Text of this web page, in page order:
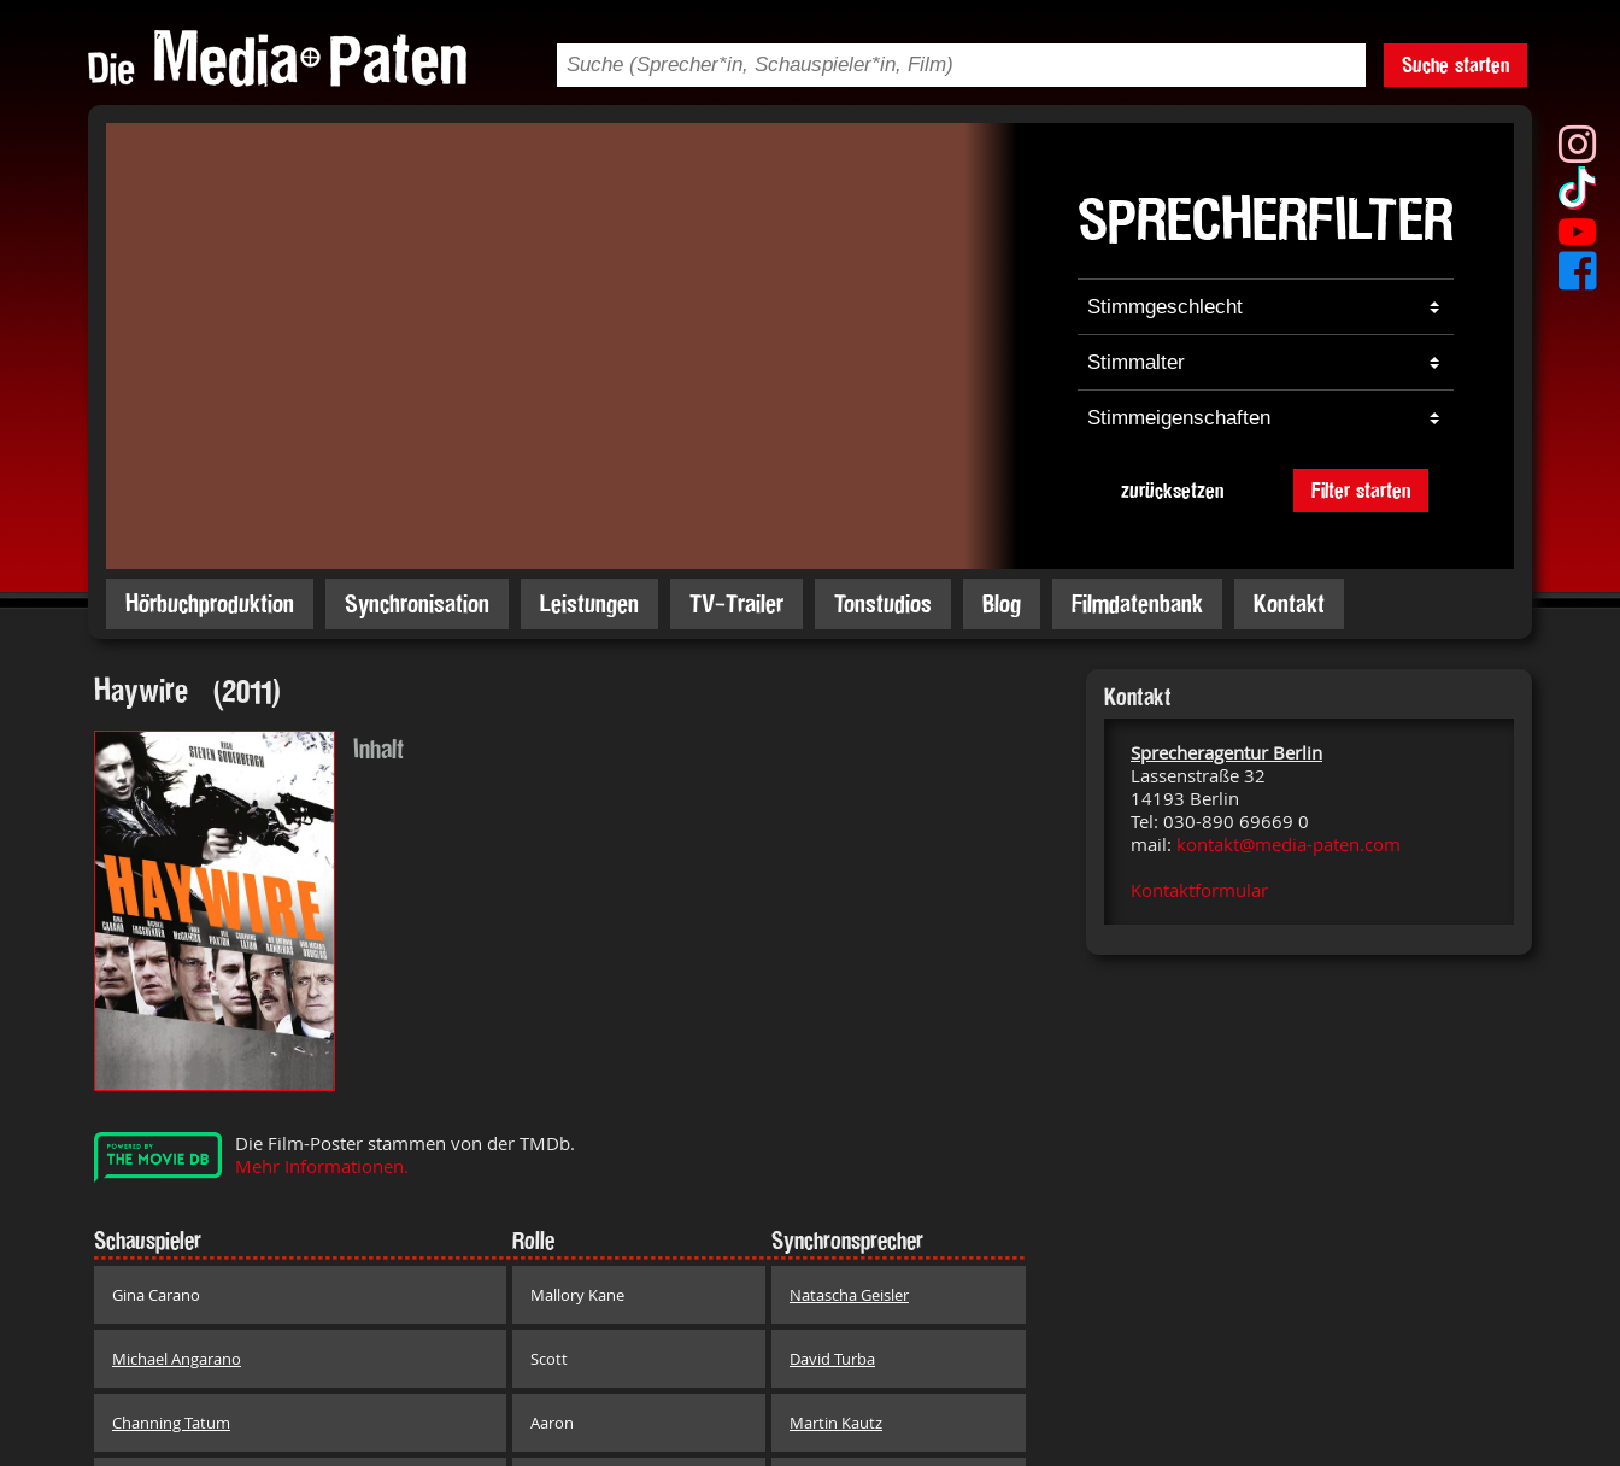
Suche starten
SPRECHERFILTER
zurücksetzen Filter starten
Hörbuchproduktion Synchronisation Leistungen TV-Trailer Tonstudios Blog Filmdatenbank Kontakt
Haywire (2011)
Inhalt
Die Film-Poster stammen von der TMDb.
Mehr Informationen.
Schauspieler Rolle Synchronsprecher
Gina Carano Mallory Kane Natascha Geisler
Michael Angarano Scott David Turba
Channing Tatum Aaron Martin Kautz
Kontakt
Sprecheragentur Berlin
Lassenstraße 32
14193 Berlin
Tel: 030-890 69669 0
mail: kontakt@media-paten.com
Kontaktformular